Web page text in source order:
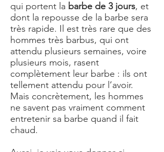
qui portent la barbe de 3 jours, et
dont la repousse de la barbe sera
très rapide. Il est très rare que des
hommes très barbus, qui ont
attendu plusieurs semaines, voire
plusieurs mois, rasent
complètement leur barbe : ils ont
tellement attendu pour l’avoir.
Mais concrètement, les hommes
ne savent pas vraiment comment
entretenir sa barbe quand il fait
chaud.